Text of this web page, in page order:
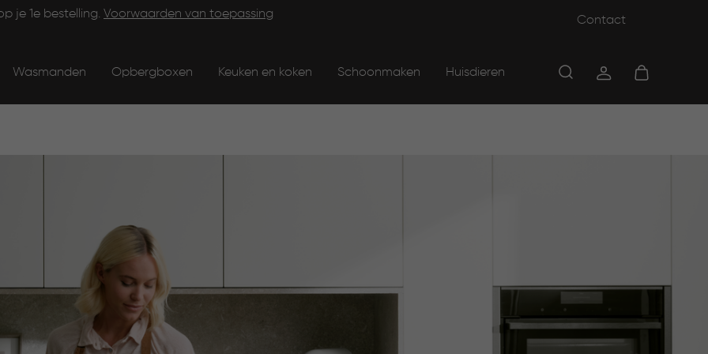
je 1e bestelling. Voorwaarden van toepassing Contact
Wasmanden Opbergboxen Keuken en koken Schoonmaken Huisdieren